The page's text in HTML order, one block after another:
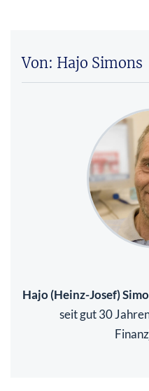
Von: Hajo Simons
Hajo (Heinz-Josef)
seit gut 30